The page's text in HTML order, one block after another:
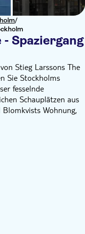
/
Spaziergang
Stieg Larssons The
Sie Stockholms
fesselnde
Schauplätzen aus
Wohnung,
und die Büros der
Lieblingscafé einen
Wohnung
verraten
versteckte
an Stieg Larssons
so schnell nicht
sich perfekt für